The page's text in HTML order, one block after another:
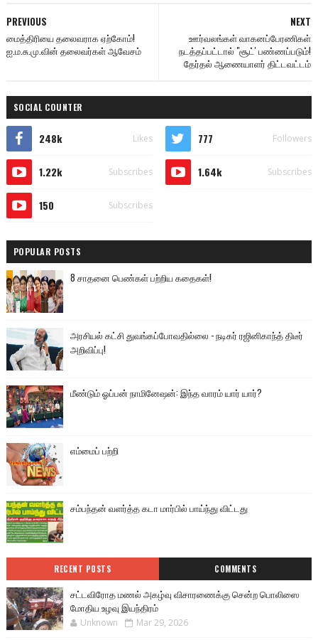
NEXT
ஊர்வலங்கள் வாகனப்பேரணிகள்
நடத்தப்பட்டால் "சூட்' பண்ணப்படும்!
தேர்தல் ஆணையாளர் திட்டவட்டம்
PREVIOUS
மைத்திரியை தலைவராக ஏற்கோம்!
ஐ.ம.சு.மு.வின் தலைவர்கள் ஆவேசம்
SOCIAL COUNTER
248k Likes 777 Followers
1.22k Subscribes 1.64k Subscribes
150 Subscribes
POPULAR POSTS
8 சாதனை பெண்கள் பற்றிய கதைகள்!
அரசியல் கட்சி துவங்கப்போவதில்லை - நடிகர் ரஜினிகாந்த் திடீர்
அறிவிப்பு!
மீண்டும் ஓப்பன் நாமினேஷன்: இந்த வாரம் யார் யார்?
எம்மைப் பற்றி
சம்பந்தன் வளர்த்த கடா மார்பில் பாய்ந்து விட்டது
RECENT POSTS COMMENTS
சட்டவிரோத மணல் அகழ்வு விசாரணைக்கு சென்ற பொலிஸை
மோதிய உழவு இயந்திரம்
Unknown Mar 29, 2026